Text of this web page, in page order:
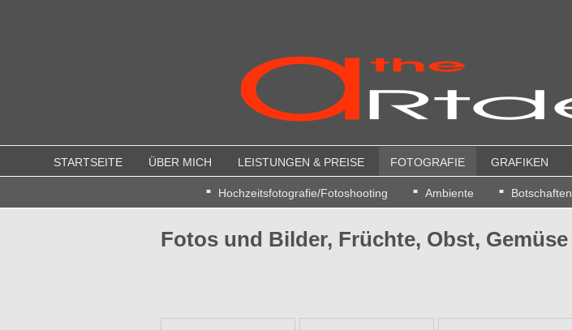
STARTSEITE ÜBER MICH LEISTUNGEN & PREISE FOTOGRAFIE GRAFIKEN
Hochzeitsfotografie/Fotoshooting Ambiente Botschaften
Fotos und Bilder, Früchte, Obst, Gemüse